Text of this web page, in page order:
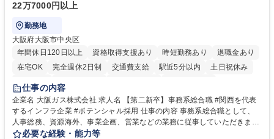
22万7000円以上
勤務地
大阪府大阪市中央区
年間休日120日以上
資格取得支援あり 時短勤務あり
退職金あり
在宅OK
完全週休2日制 交通費支給 駅近5分以内
土日祝休み
服装自由
第二新卒歓迎
仕事の内容
企業名 大阪ガス株式会社 求人名 【第二新卒】事務系総合職 #関西を代表
するインフラ企業 #ポテンシャル採用 仕事の内容 事務系総合職として、
人事総務、資源海外、事業企画、営業などの業務に従事していただきま
す。 【業務内容の一例】■所属事業部の勤労業務 ■海外に関係する各種業
必要な経験・能力等